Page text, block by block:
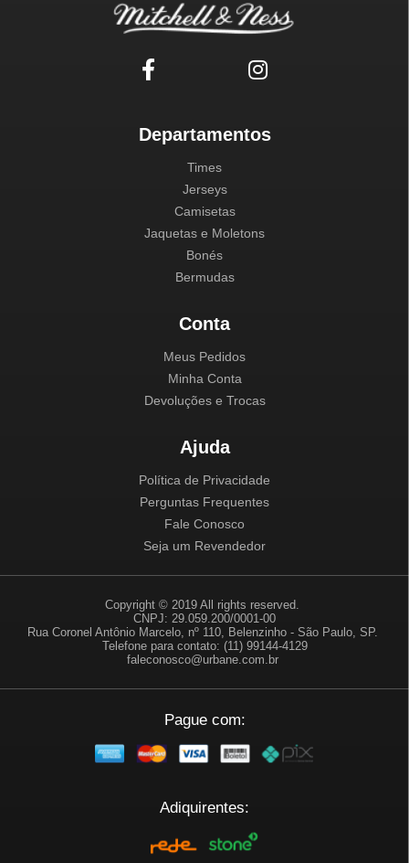
Departamentos
Times
Jerseys
Camisetas
Jaquetas e Moletons
Bonés
Bermudas
Conta
Meus Pedidos
Minha Conta
Devoluções e Trocas
Ajuda
Política de Privacidade
Perguntas Frequentes
Fale Conosco
Seja um Revendedor
Copyright © 2019 All rights reserved.
CNPJ: 29.059.200/0001-00
Rua Coronel Antônio Marcelo, nº 110, Belenzinho - São Paulo, SP.
Telefone para contato: (11) 99144-4129
faleconosco@urbane.com.br
Pague com:
Adiquirentes: